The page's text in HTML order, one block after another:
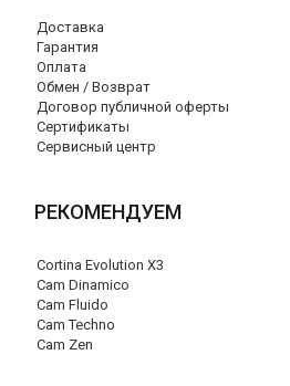
Доставка
Гарантия
Оплата
Обмен / Возврат
Договор публичной оферты
Сертификаты
Сервисный центр
РЕКОМЕНДУЕМ
Cortina Evolution X3
Cam Dinamico
Cam Fluido
Cam Techno
Cam Zen